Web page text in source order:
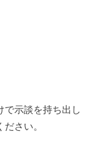
で示談を持ち出し
さい。